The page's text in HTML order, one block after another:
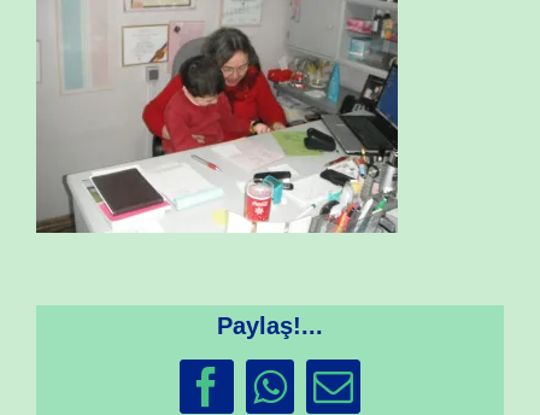
Paylaş!...
Facebook
WhatsApp
Email